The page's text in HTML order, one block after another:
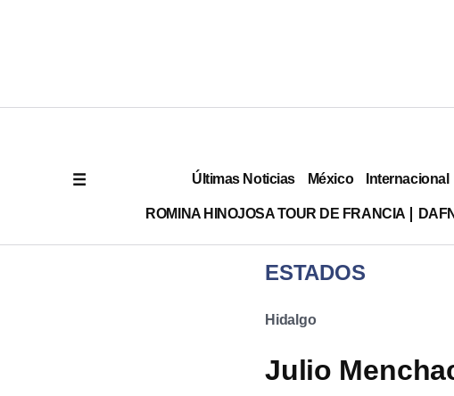
Últimas Noticias México Internacional
ROMINA HINOJOSA TOUR DE FRANCIA
ESTADOS
Hidalgo
Julio